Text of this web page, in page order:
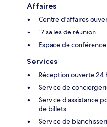
Affaires
Centre d'affaires
17 salles de réunion
Espace de
Services
Réception ouverte 24
Service de
Service d'assistance
de billets
Service de